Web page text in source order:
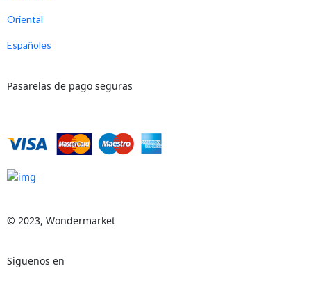
Oriental
Españoles
Pasarelas de pago seguras
© 2023, Wondermarket
Siguenos en